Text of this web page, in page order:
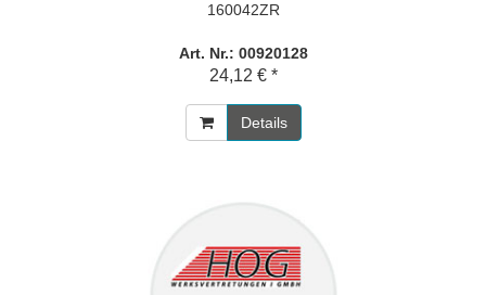
160042ZR
Art. Nr.: 00920128
24,12 € *
Details